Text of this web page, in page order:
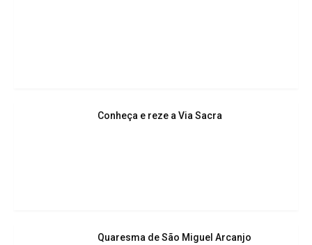
Conheça e reze a Via Sacra
Quaresma de São Miguel Arcanjo